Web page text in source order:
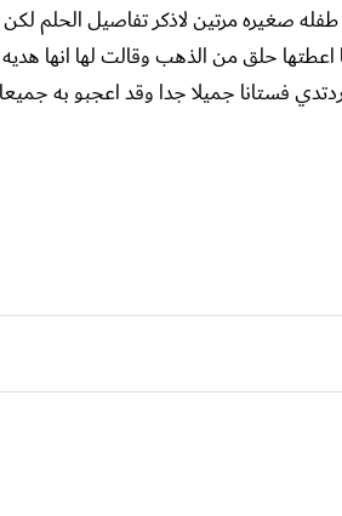
متزوجه حديثا عمري 28 سنه تكررت علي رؤيه طفله صغيره مرتين لاذكر
حلق من الذهب وقالت لها انها
فستانا جميلا جدا وقد اعجبو به